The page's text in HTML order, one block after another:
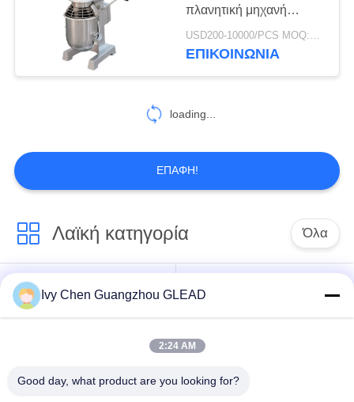
Εμπορικός
επεξεργασίας
73
Εξοπλισμός
επεξεργασίας
φρούτων και
λαχανικών
40
πλανητική μηχανή
αναμικτών τροφίμων
αναμικτών μεγάλη
USD200-10000/PCS MOQ:1pcs
ΕΠΙΚΟΙΝΩΝΊΑ
loading...
ΕΠΑΦΉ!
Λαϊκή κατηγορία Όλα
Εμπορικός
μαγειρεύοντας
εξοπλισμός
Μαγειρεύοντας
εξοπλισμός κουζινών
εξοπλισμός
επεξεργασίας
Ivy Chen Guangzhou GLEAD
2:24 AM
Good day, what product are you looking for?